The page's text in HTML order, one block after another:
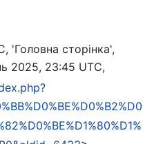
'Головна сторінка',
2025, 23:45 UTC,